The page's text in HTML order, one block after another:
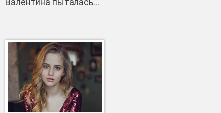
Валентина пыталась…